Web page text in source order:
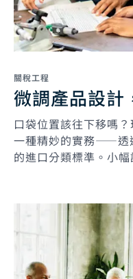
關稅工程
微調產品設計
口袋位置該往下移嗎
一種精妙的實務——透
的進口分類標準。小